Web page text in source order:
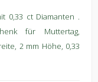
0,33 ct Diamanten .
für Muttertag,
2 mm Höhe, 0,33